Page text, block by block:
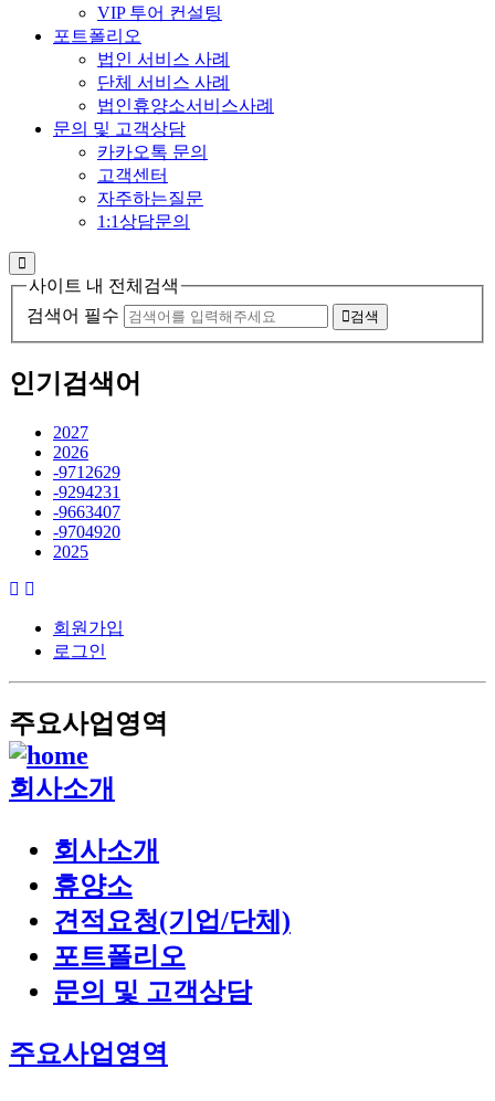
VIP 투어 컨설팅
포트폴리오
법인 서비스 사례
단체 서비스 사례
법인휴양소서비스사례
문의 및 고객상담
카카오톡 문의
고객센터
자주하는질문
1:1상담문의
사이트 내 전체검색
검색어 필수
검색
인기검색어
2027
2026
-9712629
-9294231
-9663407
-9704920
2025
회원가입
로그인
주요사업영역
회사소개
회사소개
휴양소
견적요청(기업/단체)
포트폴리오
문의 및 고객상담
주요사업영역